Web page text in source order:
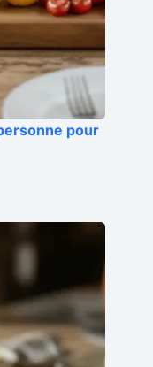
pour